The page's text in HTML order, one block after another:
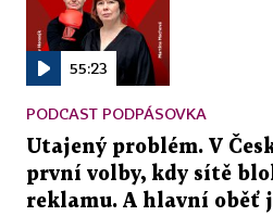
55:23
PODCAST PODPÁSOVKA
Utajený problém. V
první volby, kdy sítě
reklamu. A hlavní oběť